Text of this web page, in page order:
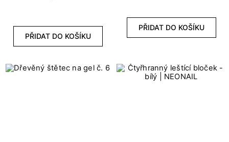
PŘIDAT DO KOŠÍKU
PŘIDAT DO KOŠÍKU